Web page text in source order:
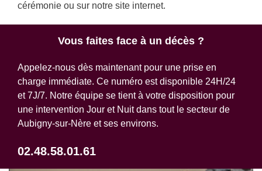
cérémonie ou sur notre site internet.
Vous faites face à un décès ?
Appelez-nous dès maintenant pour une prise en
charge immédiate. Ce numéro est disponible 24H/24
et 7J/7. Notre équipe se tient à votre disposition pour
une intervention Jour et Nuit dans tout le secteur de
Aubigny-sur-Nère et ses environs.
02.48.58.01.61